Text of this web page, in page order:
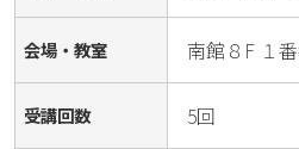
会場・教室 南館８F １
受講回数 5回